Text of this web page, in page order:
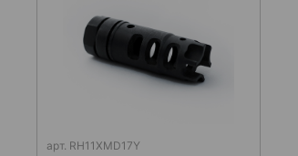
арт. RH11XMD17Y